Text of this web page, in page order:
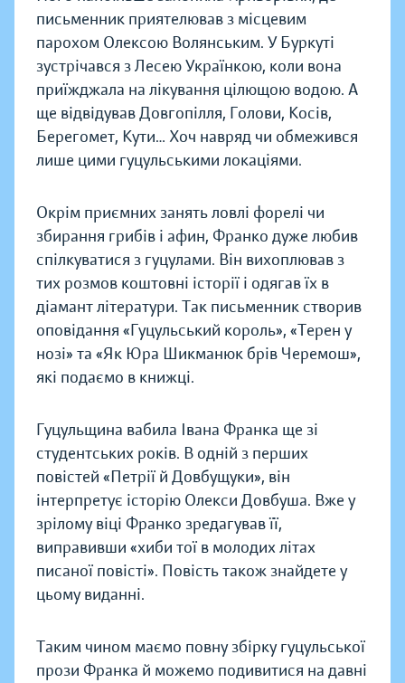
письменник приятелював з місцевим
парохом Олексою Волянським. У Буркуті
зустрічався з Лесею Українкою, коли вона
приїжджала на лікування цілющою водою. А
ще відвідував Довгопілля, Голови, Косів,
Берегомет, Кути… Хоч навряд чи обмежився
лише цими гуцульськими локаціями.
Окрім приємних занять ловлі форелі чи
збирання грибів і афин, Франко дуже любив
спілкуватися з гуцулами. Він вихоплював з
тих розмов коштовні історії і одягав їх в
діамант літератури. Так письменник створив
оповідання «Гуцульський король», «Терен у
нозі» та «Як Юра Шикманюк брів Черемош»,
які подаємо в книжці.
Гуцульщина вабила Івана Франка ще зі
студентських років. В одній з перших
повістей «Петрії й Довбущуки», він
інтерпретує історію Олекси Довбуша. Вже у
зрілому віці Франко зредагував її,
виправивши «хиби тої в молодих літах
писаної повісті». Повість також знайдете у
цьому виданні.
Таким чином маємо повну збірку гуцульської
прози Франка й можемо подивитися на давні